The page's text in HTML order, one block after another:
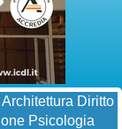
Architettura Diritto
Psicologia